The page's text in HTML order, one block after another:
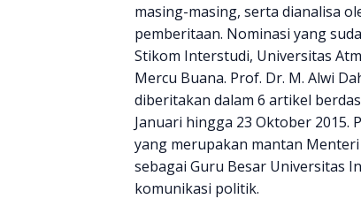
masing-masing, serta dianalisa
pemberitaan. Nominasi yang
Stikom Interstudi, Universitas
Mercu Buana. Prof. Dr. M. Alwi
diberitakan dalam 6 artikel
Januari hingga 23 Oktober 2015.
yang merupakan mantan
sebagai Guru Besar Universitas
komunikasi politik.